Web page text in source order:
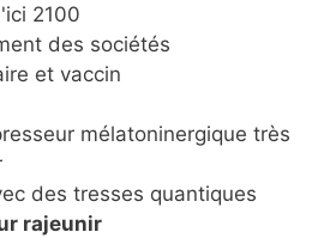
2100
des sociétés
et vaccin
mélatoninergique très
des tresses quantiques
rajeunir